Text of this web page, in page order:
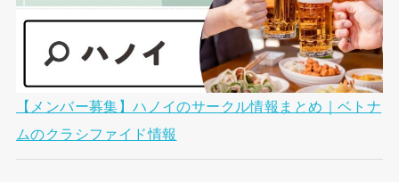
【メンバー募集】ハノイのサークル情報まとめ｜ベトナ
ムのクラシファイド情報